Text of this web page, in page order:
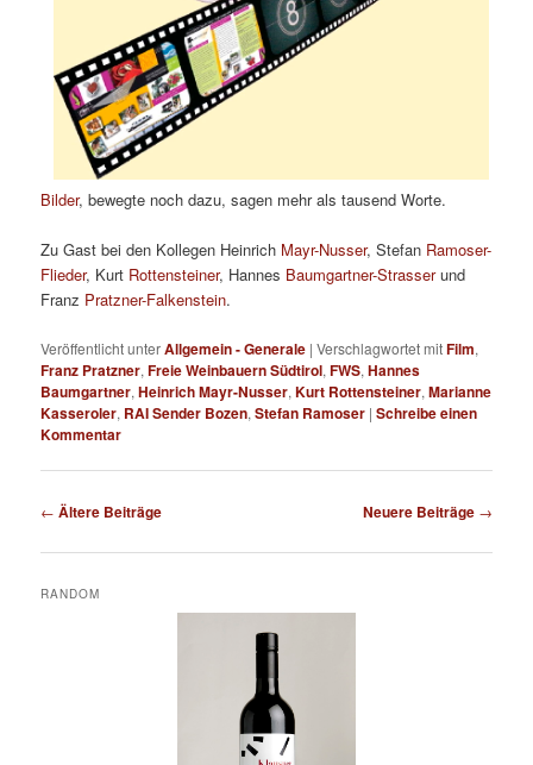
Bilder, bewegte noch dazu, sagen mehr als tausend Worte.
Zu Gast bei den Kollegen Heinrich Mayr-Nusser, Stefan Ramoser-
Flieder, Kurt Rottensteiner, Hannes Baumgartner-Strasserund
Franz Pratzner-Falkenstein.
Veröffentlicht unterAllgemein - Generale |Verschlagwortet mitFilm,
Franz Pratzner,Freie Weinbauern Südtirol,FWS,Hannes
Baumgartner,Heinrich Mayr-Nusser,Kurt Rottensteiner,Marianne
Kasseroler, RAI Sender Bozen,Stefan Ramoser |Schreibe einen
Kommentar
Beitragsnavigation
← Ältere Beiträge Neuere Beiträge →
RANDOM